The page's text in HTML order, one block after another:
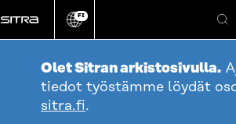
suoraan
sisältöön
Vaihda
kieli
FI
Olet Sitran arkistosivulla.
tiedot työstämme löydät
sitra.fi.